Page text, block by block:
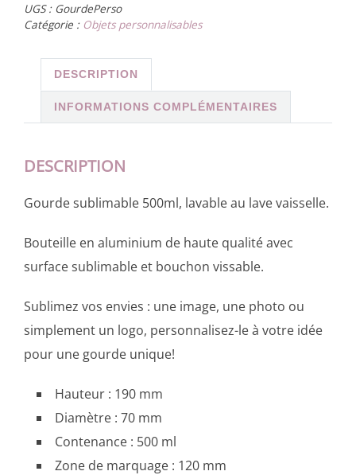
UGS : GourdePerso
Catégorie : Objets personnalisables
DESCRIPTION
INFORMATIONS COMPLÉMENTAIRES
DESCRIPTION
Gourde sublimable 500ml, lavable au lave vaisselle.
Bouteille en aluminium de haute qualité avec
surface sublimable et bouchon vissable.
Sublimez vos envies : une image, une photo ou
simplement un logo, personnalisez-le à votre idée
pour une gourde unique!
Hauteur : 190 mm
Diamètre : 70 mm
Contenance : 500 ml
Zone de marquage : 120 mm